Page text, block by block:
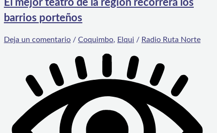
El mejor teatro de la región recorrerá los
barrios porteños
Deja un comentario / Coquimbo, Elqui / Radio Ruta Norte